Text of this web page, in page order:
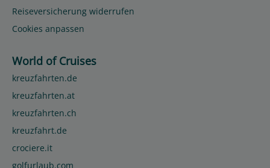
Reiseversicherung widerrufen
Cookies anpassen
World of Cruises
kreuzfahrten.de
kreuzfahrten.at
kreuzfahrten.ch
kreuzfahrt.de
crociere.it
golfurlaub.com